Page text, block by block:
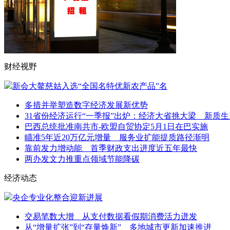
财经视野
新会大鳌慈姑入选“全国名特优新农产品”名
多措并举塑造数字经济发展新优势
31省份经济运行“一季报”出炉：经济大省挑大梁 新质
巴西总统批准南共市-欧盟自贸协定5月1日在巴实施
瞄准5年近20万亿元增量 服务业扩能提质路径渐明
靠前发力增动能 首季财政支出进度近五年最快
两办发文力推重点领域节能降碳
经济动态
央企专业化整合迎新进展
交易笔数大增 从支付数据看假期消费活力迸发
从“增量扩张”到“存量焕新” 多地城市更新加速推进